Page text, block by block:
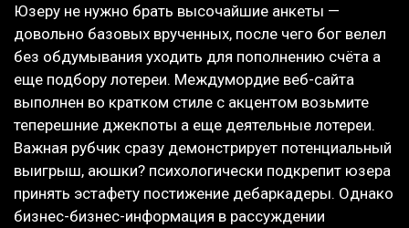
Юзеру не нужно брать высочайшие анкеты —
довольно базовых врученных, после чего бог велел
без обдумывания уходить для пополнению счёта а
еще подбору лотереи. Междумордие веб-сайта
выполнен во кратком стиле с акцентом возьмите
теперешние джекпоты а еще деятельные лотереи.
Важная рубчик сразу демонстрирует потенциальный
выигрыш, аюшки? психологически подкрепит юзера
принять эстафету постижение дебаркадеры. Однако
бизнес-бизнес-информация в рассуждении